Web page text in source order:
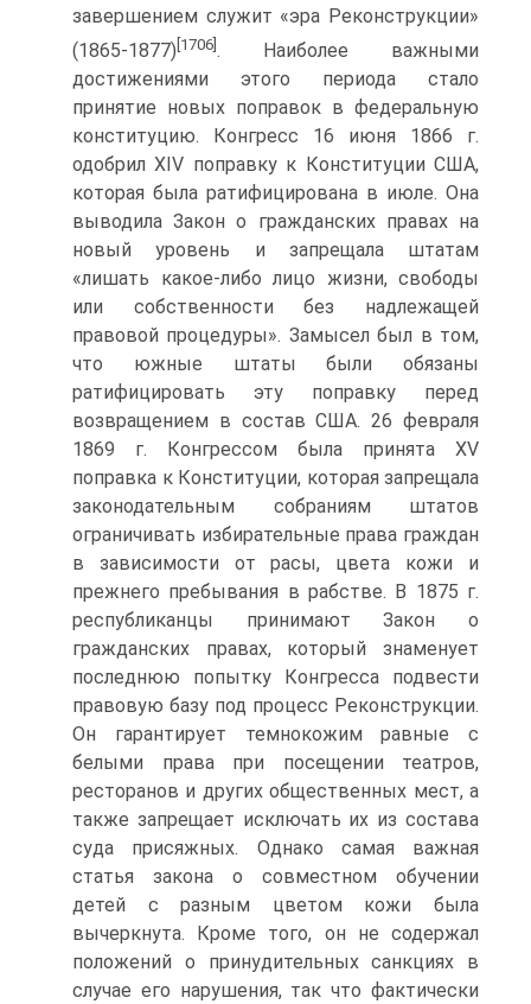
завершением служит «эра Реконструкции»
(1865-1877) [1706] . Наиболее важными
достижениями этого периода стало
принятие новых поправок в федеральную
конституцию. Конгресс 16 июня 1866 г.
одобрил XIV поправку к Конституции США,
которая была ратифицирована в июле. Она
выводила Закон о гражданских правах на
новый уровень и запрещала штатам
«лишать какое-либо лицо жизни, свободы
или собственности без надлежащей
правовой процедуры». Замысел был в том,
что южные штаты были обязаны
ратифицировать эту поправку перед
возвращением в состав США. 26 февраля
1869 г. Конгрессом была принята XV
поправка к Конституции, которая запрещала
законодательным собраниям штатов
ограничивать избирательные права граждан
в зависимости от расы, цвета кожи и
прежнего пребывания в рабстве. В 1875 г.
республиканцы принимают Закон о
гражданских правах, который знаменует
последнюю попытку Конгресса подвести
правовую базу под процесс Реконструкции.
Он гарантирует темнокожим равные с
белыми права при посещении театров,
ресторанов и других общественных мест, а
также запрещает исключать их из состава
суда присяжных. Однако самая важная
статья закона о совместном обучении
детей с разным цветом кожи была
вычеркнута. Кроме того, он не содержал
положений о принудительных санкциях в
случае его нарушения, так что фактически